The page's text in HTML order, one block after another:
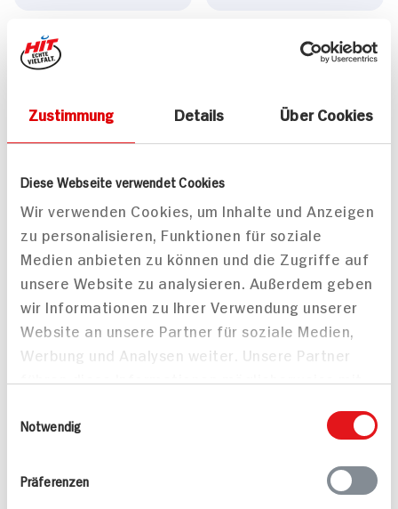
Zustimmung Details Über Cookies
Diese Webseite verwendet Cookies
Wir verwenden Cookies, um Inhalte und Anzeigen
zu personalisieren, Funktionen für soziale
Medien anbieten zu können und die Zugriffe auf
unsere Website zu analysieren. Außerdem geben
wir Informationen zu Ihrer Verwendung unserer
Website an unsere Partner für soziale Medien,
Werbung und Analysen weiter. Unsere Partner
bereitgestellt haben oder die sie im Rahmen
Notwendig
Präferenzen
Hähnchenbrust in
Marinade mit Nudeln in
Petersilie-Pecannuss-
Pesto
60 min
1.419 kcal p. Portion
Mittel
Paella Für 2 Personen
45 min
804 kcal p. Portion
Leicht
Bratwurst, Hähnchen